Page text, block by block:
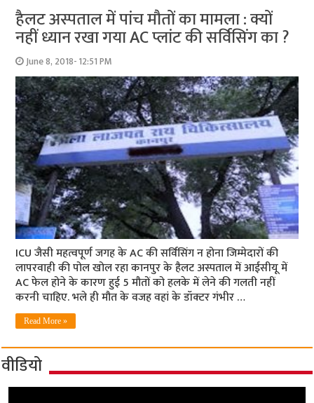
हैलट अस्पताल में पांच मौतों का मामला : क्यों
नहीं ध्यान रखा गया AC प्लांट की सर्विसिंग का ?
June 8, 2018- 12:51 PM
ICU जैसी महत्वपूर्ण जगह के AC की सर्विसिंग न होना जिम्मेदारों की
लापरवाही की पोल खोल रहा कानपुर के हैलट अस्पताल में आईसीयू में
AC फेल होने के कारण हुई 5 मौतों को हलके में लेने की गलती नहीं
करनी चाहिए. भले ही मौत के वजह वहां के डॉक्टर गंभीर …
Read More »
वीडियो